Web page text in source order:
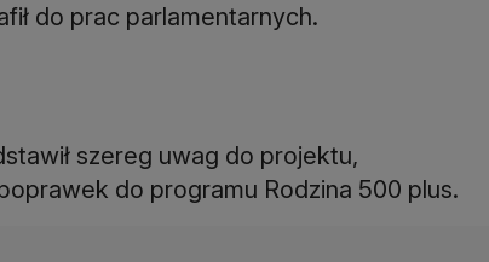
do prac parlamentarnych.
szereg uwag do projektu,
do programu Rodzina 500 plus.